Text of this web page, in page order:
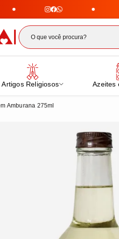
Lojinha Uai |
Artigos Religiosos Azeites
Amburana 275ml